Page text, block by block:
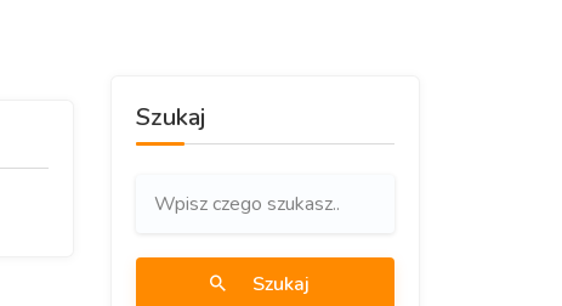
Szukaj
Szukaj